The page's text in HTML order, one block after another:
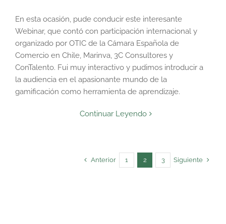
En esta ocasión, pude conducir este interesante
Webinar, que contó con participación internacional y
organizado por OTIC de la Cámara Española de
Comercio en Chile, Marinva, 3C Consultores y
ConTalento. Fui muy interactivo y pudimos introducir a
la audiencia en el apasionante mundo de la
gamificación como herramienta de aprendizaje.
Continuar Leyendo
Anterior 1 2 3 Siguiente